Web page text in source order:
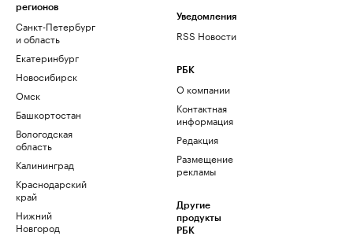
регионов
Санкт-Петербург
и область
Екатеринбург
Новосибирск
Омск
Башкортостан
Вологодская
область
Калининград
Краснодарский
край
Нижний
Новгород
Уведомления
RSS Новости
РБК
О компании
Контактная
информация
Редакция
Размещение
рекламы
Другие
продукты
РБК